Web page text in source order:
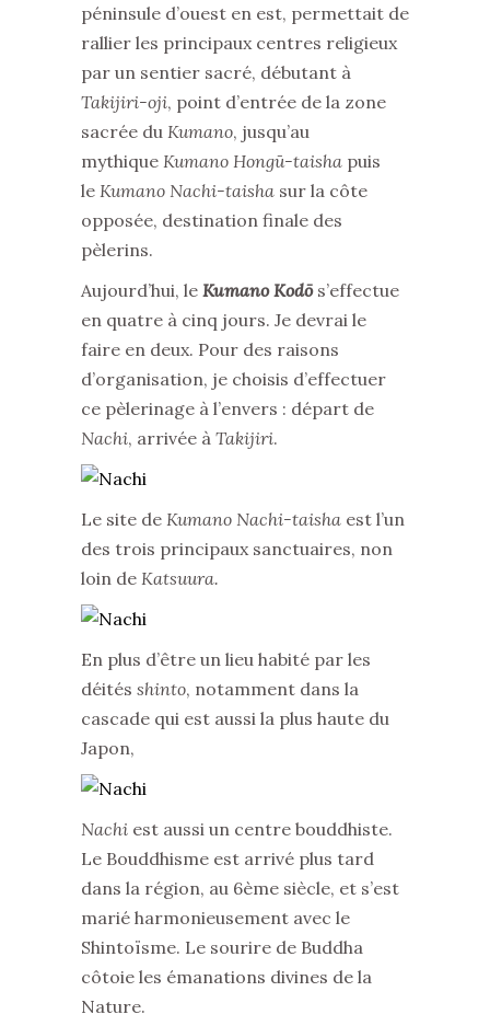
péninsule d’ouest en est, permettait de
rallier les principaux centres religieux
par un sentier sacré, débutant à
Takijiri-oji, point d’entrée de la zone
sacrée du Kumano, jusqu’au
mythique Kumano Hongū-taisha puis
le Kumano Nachi-taisha sur la côte
opposée, destination finale des
pèlerins.
Aujourd’hui, le Kumano Kodōs’effectue
en quatre à cinq jours. Je devrai le
faire en deux. Pour des raisons
d’organisation, je choisis d’effectuer
ce pèlerinage à l’envers : départ de
Nachi, arrivée à Takijiri.
Le site de Kumano Nachi-taisha est l’un
des trois principaux sanctuaires, non
loin de Katsuura.
En plus d’être un lieu habité par les
déités shinto, notamment dans la
cascade qui est aussi la plus haute du
Japon,
Nachi est aussi un centre bouddhiste.
Le Bouddhisme est arrivé plus tard
dans la région, au 6ème siècle, et s’est
marié harmonieusement avec le
Shintoïsme. Le sourire de Buddha
côtoie les émanations divines de la
Nature.